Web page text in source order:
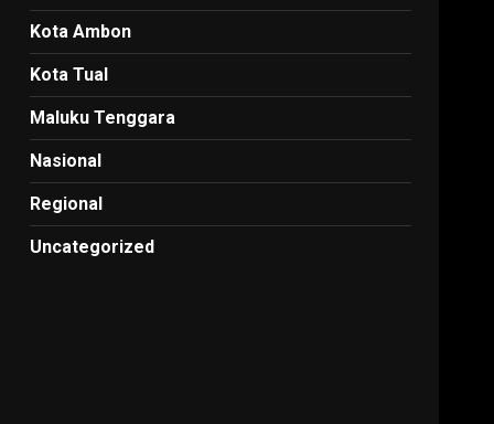
Kota Ambon
Kota Tual
Maluku Tenggara
Nasional
Regional
Uncategorized